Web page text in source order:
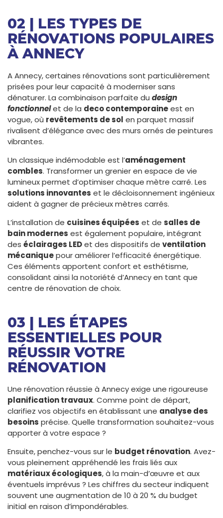
02 | LES TYPES DE
RÉNOVATIONS POPULAIRES
À ANNECY
A Annecy, certaines rénovations sont particulièrement
prisées pour leur capacité à moderniser sans
dénaturer. La combinaison parfaite du design
fonctionnelet de la deco contemporaineest en
vogue, où revêtements de sol en parquet massif
rivalisent d’élégance avec des murs ornés de peintures
vibrantes.
Un classique indémodable est l’aménagement
combles. Transformer un grenier en espace de vie
lumineux permet d’optimiser chaque mètre carré. Les
solutions innovantes et le décloisonnement ingénieux
aident à gagner de précieux mètres carrés.
L’installation de cuisines équipées et de salles de
bain modernes est également populaire, intégrant
des éclairages LEDet des dispositifs de ventilation
mécaniquepour améliorer l’efficacité énergétique.
Ces éléments apportent confort et esthétisme,
consolidant ainsi la notoriété d’Annecy en tant que
centre de rénovation de choix.
03 | LES ÉTAPES
ESSENTIELLES POUR
RÉUSSIR VOTRE
RÉNOVATION
Une rénovation réussie à Annecy exige une rigoureuse
planification travaux. Comme point de départ,
clarifiez vos objectifs en établissant une analyse des
besoins précise. Quelle transformation souhaitez-vous
apporter à votre espace ?
Ensuite, penchez-vous sur le budget rénovation. Avez-
vous pleinement appréhendé les frais liés aux
matériaux écologiques, à la main-d’œuvre et aux
éventuels imprévus ? Les chiffres du secteur indiquent
souvent une augmentation de 10 à 20 % du budget
initial en raison d’impondérables.